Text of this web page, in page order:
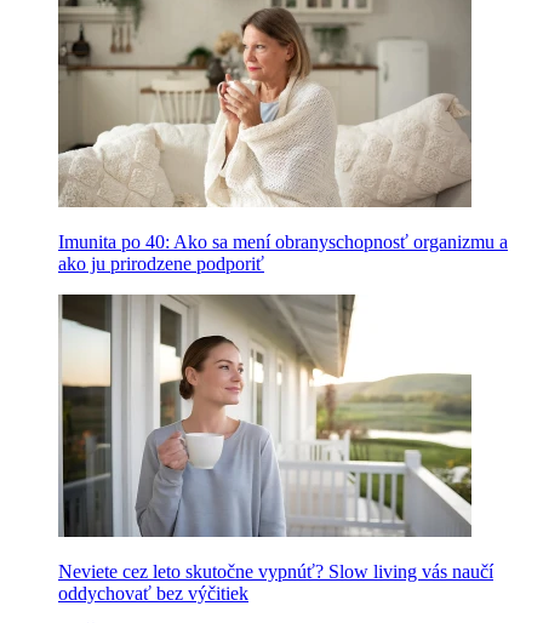
Imunita po 40: Ako sa mení obranyschopnosť organizmu a
ako ju prirodzene podporiť
Neviete cez leto skutočne vypnúť? Slow living vás naučí
oddychovať bez výčitiek